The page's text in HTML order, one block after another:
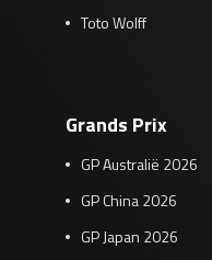
Toto Wolff
Grands Prix
GP Australië 2026
GP China 2026
GP Japan 2026